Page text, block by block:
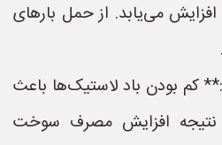
می‌یابد. از حمل بارهای
کم بودن باد لاستیک‌ها باعث
افزایش مصرف سوخت